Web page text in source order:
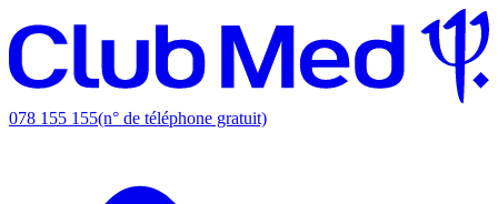
078 155 155(n° de téléphone gratuit)